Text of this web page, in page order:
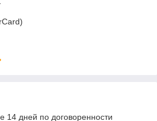
14 дней по договоренности